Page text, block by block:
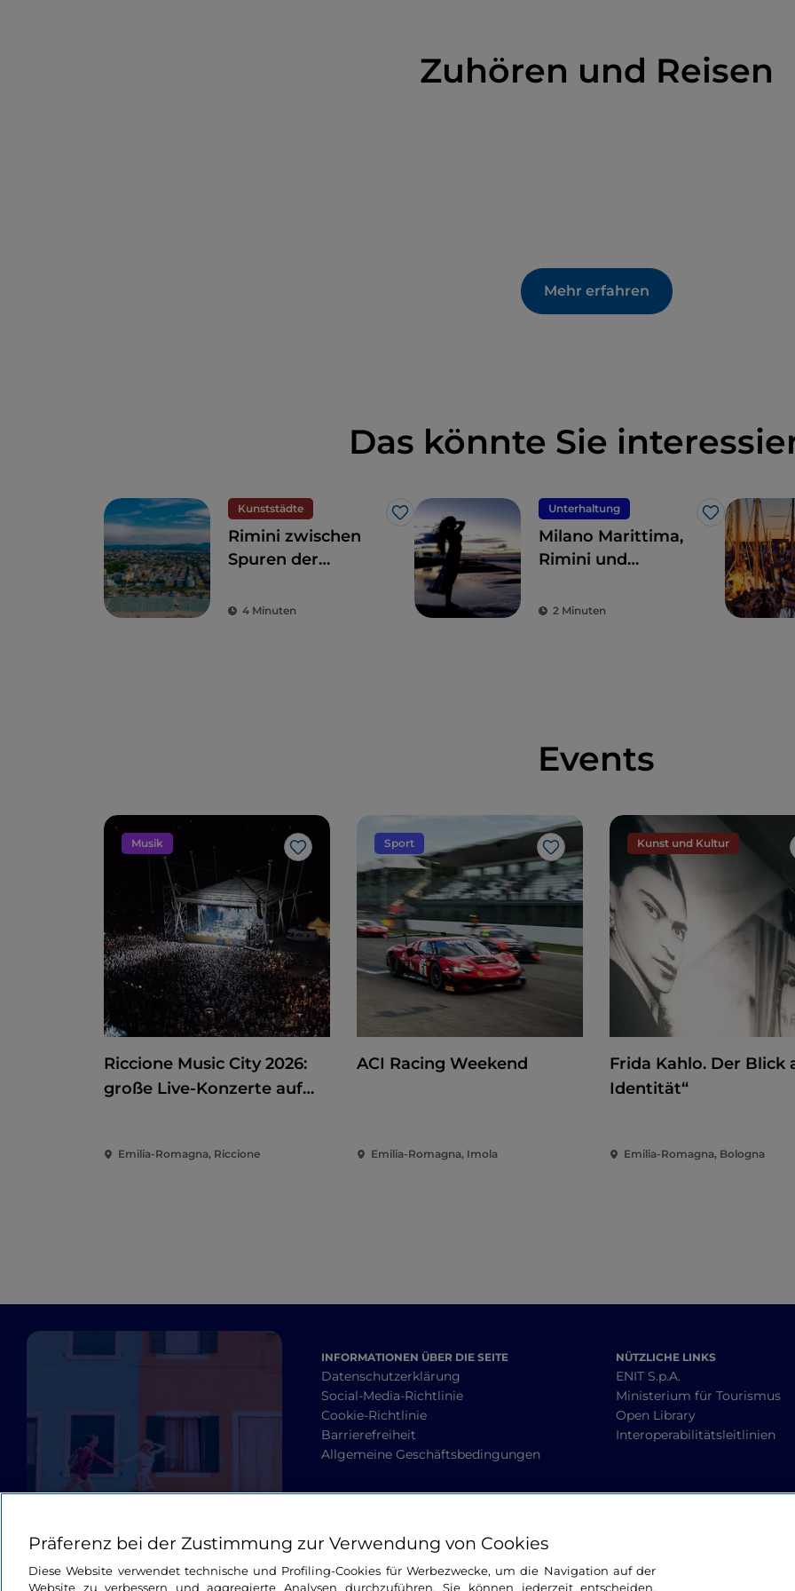
Zuhören und Reisen
Mehr erfahren
Das könnte Sie
Kunststädte
Like
Rimini zwischen
Spuren der
und der Pracht der
4 Minuten
Unterhaltung
Like
Milano Marittima,
Rimini und
die Nacht jung
2 Minuten
Events
Musik
Like
Riccione Music City 2026:
große Live-Konzerte auf
Emilia-Romagna, Riccione
Sport
Like
ACI Racing Weekend
Emilia-Romagna, Imola
Kunst und Kultur
Frida Kahlo. Der Blick
Identität“
Emilia-Romagna, Bologna
INFORMATIONEN ÜBER DIE SEITE
Datenschutzerklärung
Social-Media-Richtlinie
Cookie-Richtlinie
Barrierefreiheit
Allgemeine Geschäftsbedingungen
NÜTZLICHE LINKS
ENIT S.p.A.
Ministerium für Tourismus
Open Library
Interoperabilitätsleitlinien
Präferenz bei der Zustimmung zur Verwendung von Cookies
Diese Website verwendet technische und Profiling-Cookies für Werbezwecke, um die Navigation auf der
Website zu verbessern und aggregierte Analysen durchzuführen. Sie können jederzeit entscheiden,